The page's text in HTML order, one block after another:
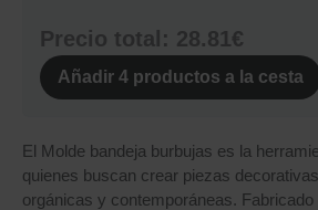
Precio total: 28.81€
Añadir 4 productos a la cesta
El Molde bandeja burbujas es la
quienes buscan crear piezas
orgánicas y contemporáneas.